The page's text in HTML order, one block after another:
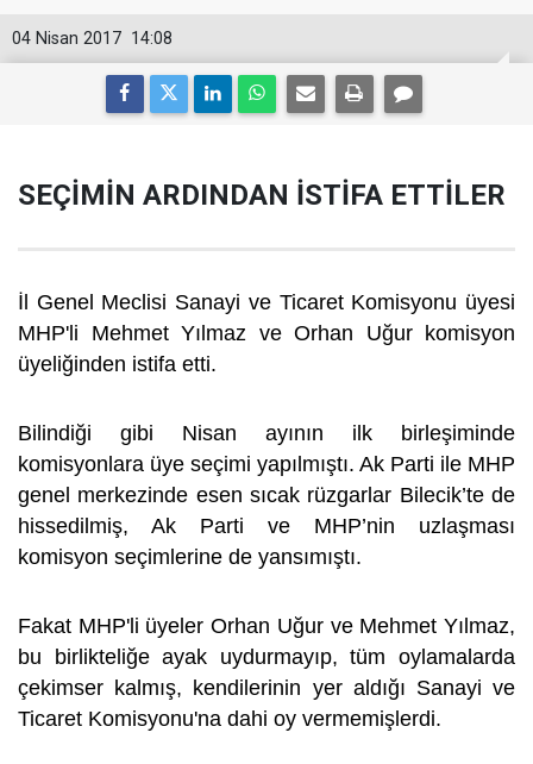
14:08
04 Nisan 2017
SEÇİMİN ARDINDAN İSTİFA ETTİLER
İl Genel Meclisi Sanayi ve Ticaret Komisyonu üyesi
MHP'li Mehmet Yılmaz ve Orhan Uğur komisyon
üyeliğinden istifa etti.
Bilindiği gibi Nisan ayının ilk birleşiminde
komisyonlara üye seçimi yapılmıştı. Ak Parti ile MHP
genel merkezinde esen sıcak rüzgarlar Bilecik’te de
hissedilmiş, Ak Parti ve MHP’nin uzlaşması
komisyon seçimlerine de yansımıştı.
Fakat MHP'li üyeler Orhan Uğur ve Mehmet Yılmaz,
bu birlikteliğe ayak uydurmayıp, tüm oylamalarda
çekimser kalmış, kendilerinin yer aldığı Sanayi ve
Ticaret Komisyonu'na dahi oy vermemişlerdi.